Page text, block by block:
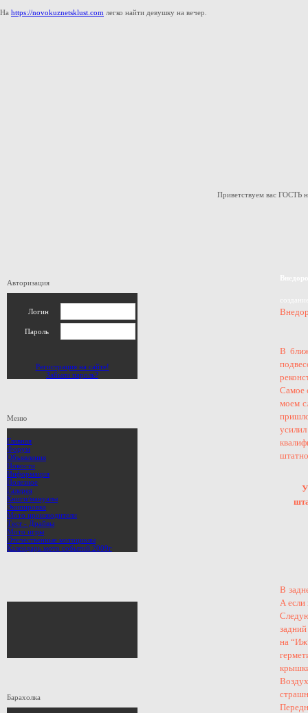
На https://novokuznetsklust.com легко найти девушку на вечер.
Приветствуем вас ГОСТЬ
Авторизация
Логин
Пароль
Регистрация на сайте!
Забыли пароль?
Меню
Главная
Форум
Объявления
Новости
Информация
Полезное
Галерея
Книги/мануалы
Экипировка
Мото производители
Тест - Драйвы
Мото игры
Отечественные мотоциклы
Календарь мото событий 2009г
Барахолка
В
Самое
моем
В
А если
на